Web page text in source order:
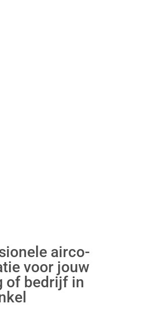
airco-
voor jouw
of bedrijf in